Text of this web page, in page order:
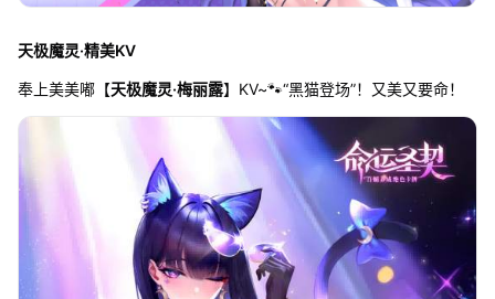
天极魔灵·精美KV
奉上美美嘟【天极魔灵·梅丽露】KV~🐾“黑猫登场”！又美又要命！